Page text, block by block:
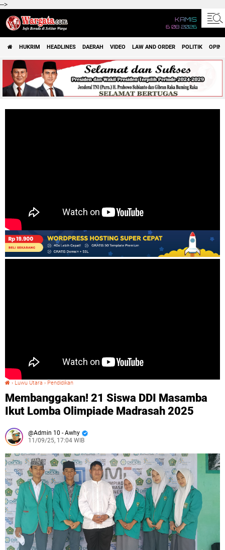
-->
KAMIS
6 08 2026
HUKRIM HEADLINES DAERAH VIDEO LAW AND ORDER POLITIK OPINI
› Luwu Utara › Pendidikan
Membanggakan! 21 Siswa DDI Masamba
Ikut Lomba Olimpiade Madrasah 2025
Admin 10 - Awhy
11/09/25, 17:04 WIB